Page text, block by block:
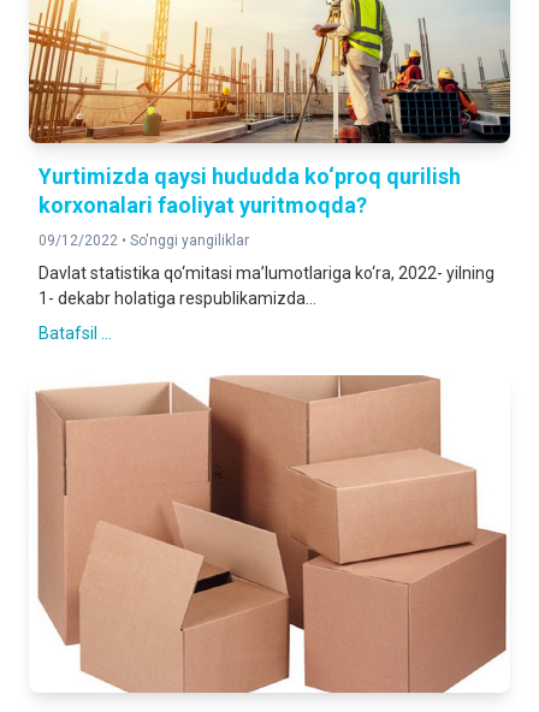
Yurtimizda qaysi hududda ko‘proq qurilish
korxonalari faoliyat yuritmoqda?
09/12/2022 • So'nggi yangiliklar
Davlat statistika qo‘mitasi ma’lumotlariga ko‘ra, 2022- yilning
1- dekabr holatiga respublikamizda...
Batafsil ...